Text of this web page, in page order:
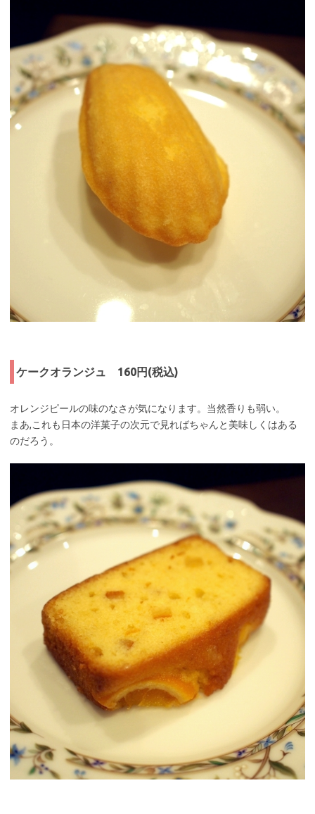
ケークオランジュ 160円(税込)
オレンジピールの味のなさが気になります。当然香りも弱い。
まあ,これも日本の洋菓子の次元で見ればちゃんと美味しくはある
のだろう。